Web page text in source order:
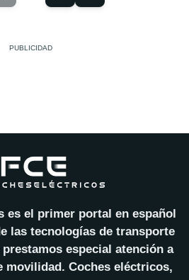
es el primer portal en español
las tecnologías de transporte
especial atención a
movilidad. Coches eléctricos,